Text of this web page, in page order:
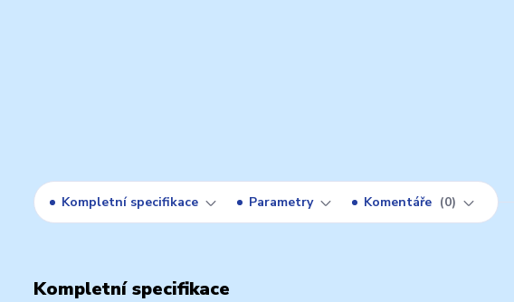
Kompletní specifikace Parametry Komentáře 0
Kompletní specifikace